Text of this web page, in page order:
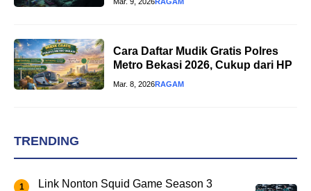
Cara Daftar Mudik Gratis Polres
Metro Bekasi 2026, Cukup dari HP
Mar. 8, 2026RAGAM
TRENDING
Link Nonton Squid Game Season 3